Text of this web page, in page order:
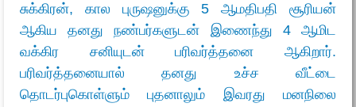
சுக்கிரன், கால புருஷனுக்கு 5 ஆமதிபதி சூரியன்
ஆகிய தனது நண்பர்களுடன் இணைந்து 4 ஆமிட
வக்கிர சனியுடன் பரிவர்த்தனை ஆகிறார்.
பரிவர்த்தனையால் தனது உச்ச வீட்டை
தொடர்புகொள்ளும் புதனாலும் இவரது மனநிலை